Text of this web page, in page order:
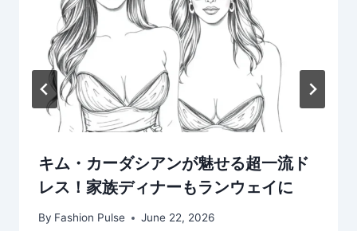
キム・カーダシアンが魅せる超一流ド
レス！家族ディナーもランウェイに
By Fashion Pulse June 22, 2026